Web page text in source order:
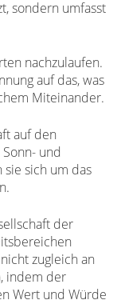
sondern umfasst
nachzulaufen.
auf das, was
Miteinander.
auf den
und
sie sich um das
der
zugleich an
indem der
Wert und Würde